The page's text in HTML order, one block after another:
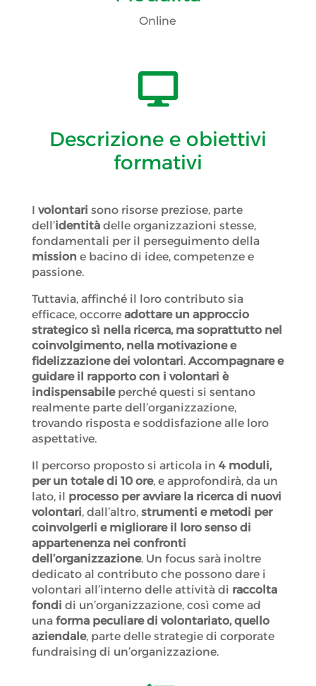
Online

Descrizione e obiettivi
formativi
I volontari sono risorse preziose, parte
dell’identitàdelle organizzazioni stesse,
fondamentali per il perseguimento della
missione bacino di idee, competenze e
passione.
Tuttavia, affinché il loro contributo sia
efficace, occorre adottare un approccio
strategico sì nella ricerca, ma soprattutto nel
coinvolgimento, nella motivazione e
fidelizzazione dei volontari. Accompagnare e
guidare il rapporto con i volontari è
indispensabileperché questi si sentano
realmente parte dell’organizzazione,
trovando risposta e soddisfazione alle loro
aspettative.
Il percorso proposto si articola in 4 moduli,
per un totale di 10 ore, e approfondirà, da un
lato, il processo per avviare la ricerca di nuovi
volontari, dall’altro,strumenti e metodi per
coinvolgerli e migliorare il loro senso di
appartenenza nei confronti
dell’organizzazione. Un focus sarà inoltre
dedicato al contributo che possono dare i
volontari all’interno delle attività di raccolta
fondi di un’organizzazione, così come ad
una forma peculiare di volontariato, quello
aziendale, parte delle strategie di corporate
fundraising di un’organizzazione.